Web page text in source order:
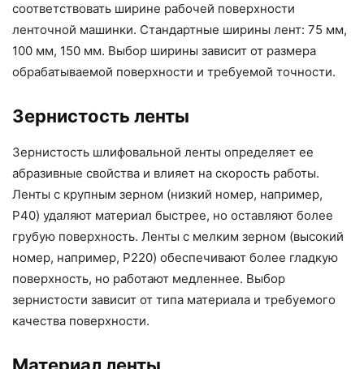
соответствовать ширине рабочей поверхности
ленточной машинки. Стандартные ширины лент: 75 мм,
100 мм, 150 мм. Выбор ширины зависит от размера
обрабатываемой поверхности и требуемой точности.
Зернистость ленты
Зернистость шлифовальной ленты определяет ее
абразивные свойства и влияет на скорость работы.
Ленты с крупным зерном (низкий номер, например,
P40) удаляют материал быстрее, но оставляют более
грубую поверхность. Ленты с мелким зерном (высокий
номер, например, P220) обеспечивают более гладкую
поверхность, но работают медленнее. Выбор
зернистости зависит от типа материала и требуемого
качества поверхности.